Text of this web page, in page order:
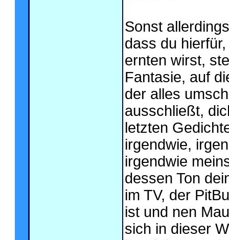
Sonst
dass du
ernten wirst,
Fantasie, auf
der alles
ausschließt,
letzten
irgendwie,
irgendwie
dessen Ton
im TV, der
ist und nen
sich in dieser